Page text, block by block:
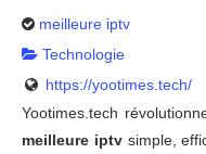
meilleure iptv
Technologie
https://yootimes.tech/
Yootimes.tech
meilleure iptvsimple,